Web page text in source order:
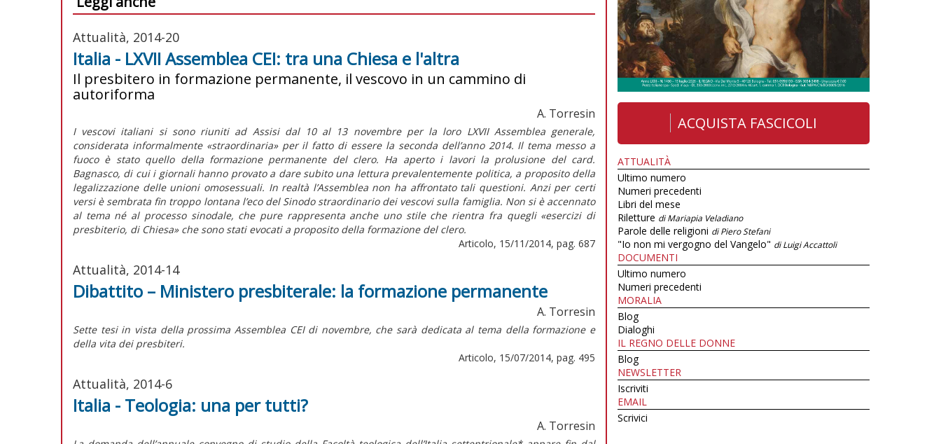
Attualità, 2014-20
Italia - LXVII Assemblea CEI: tra una Chiesa e l'altra
Il presbitero in formazione permanente, il vescovo in un cammino di
autoriforma
A. Torresin
I vescovi italiani si sono riuniti ad Assisi dal 10 al 13 novembre per la loro LXVII Assemblea generale,
considerata informalmente «straordinaria» per il fatto di essere la seconda dell’anno 2014. Il tema messo a
fuoco è stato quello della formazione permanente del clero. Ha aperto i lavori la prolusione del card.
Bagnasco, di cui i giornali hanno provato a dare subito una lettura prevalentemente politica, a proposito della
legalizzazione delle unioni omosessuali. In realtà l’Assemblea non ha affrontato tali questioni. Anzi per certi
versi è sembrata fin troppo lontana l’eco del Sinodo straordinario dei vescovi sulla famiglia. Non si è accennato
al tema né al processo sinodale, che pure rappresenta anche uno stile che rientra fra quegli «esercizi di
presbiterio, di Chiesa» che sono stati evocati a proposito della formazione del clero.
Articolo, 15/11/2014, pag. 687
Attualità, 2014-14
Dibattito – Ministero presbiterale: la formazione permanente
A. Torresin
Sette tesi in vista della prossima Assemblea CEI di novembre, che sarà dedicata al tema della formazione e
della vita dei presbiteri.
Articolo, 15/07/2014, pag. 495
Attualità, 2014-6
Italia - Teologia: una per tutti?
A. Torresin
ACQUISTA FASCICOLI
ATTUALITÀ
Ultimo numero
Numeri precedenti
Libri del mese
Riletture di Mariapia Veladiano
Parole delle religioni di Piero Stefani
"Io non mi vergogno del Vangelo" di Luigi Accattoli
DOCUMENTI
Ultimo numero
Numeri precedenti
MORALIA
Blog
Dialoghi
IL REGNO DELLE DONNE
Blog
NEWSLETTER
Iscriviti
EMAIL
Scrivici